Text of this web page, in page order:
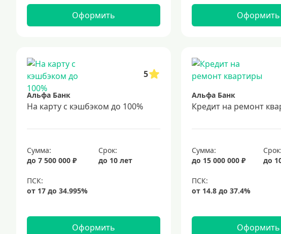
Оформить Оформить
5
Альфа Банк
На карту с кэшбэком до 100%
Сумма:
до 7 500 000 ₽
Срок:
до 10 лет
Оформить
Альфа Банк
Кредит на ремонт
Сумма:
до 15 000 000 ₽
Срок:
до
Оформить